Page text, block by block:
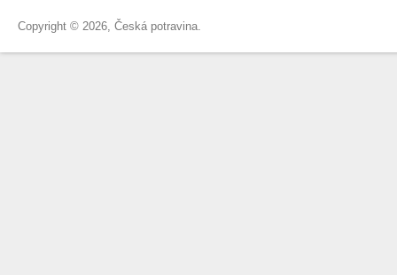
Copyright © 2026, Česká potravina.